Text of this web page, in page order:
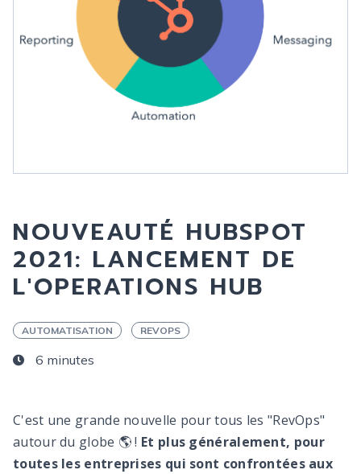
NOUVEAUTÉ HUBSPOT
2021: LANCEMENT DE
L'OPERATIONS HUB
AUTOMATISATION REVOPS
6 minutes
C'est une grande nouvelle pour tous les "RevOps"
autour du globe 🌎 ! Et plus généralement, pour
toutes les entreprises qui sont confrontées aux